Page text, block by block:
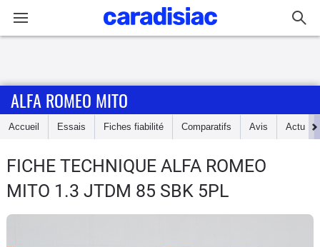
Accueil
Essais
Guide
ALFA ROMEO MITO
Accueil Essais Fiches fiabilité Comparatifs Avis Actu
FICHE TECHNIQUE ALFA ROMEO
MITO 1.3 JTDM 85 SBK 5PL